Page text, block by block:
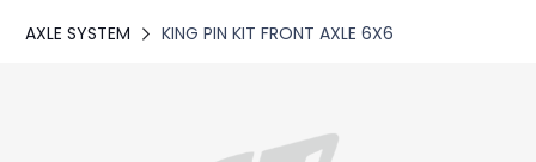
AXLE SYSTEM KING PIN KIT FRONT AXLE 6X6